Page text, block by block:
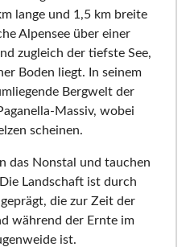
lange und 1,5 km breite
Alpensee über einer
zugleich der tiefste See,
Boden liegt. In seinem
Bergwelt der
Massiv, wobei
scheinen.
das Nonstal und tauchen
Landschaft ist durch
die zur Zeit der
während der Ernte im
ist.